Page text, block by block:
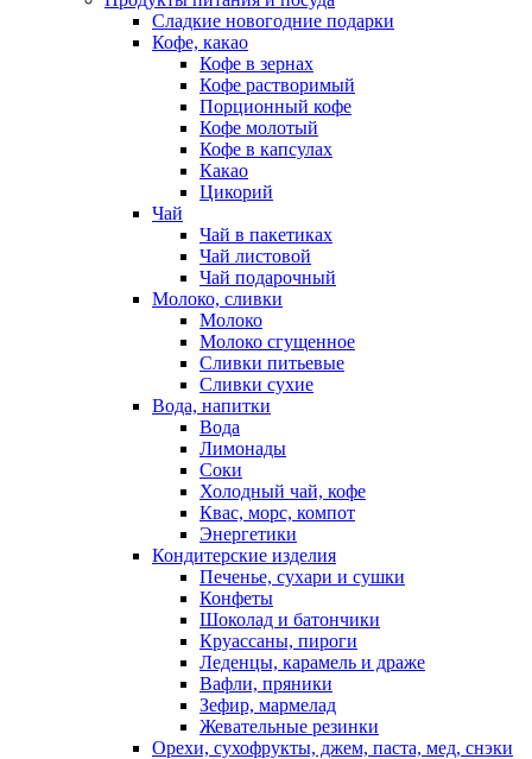
Сладкие новогодние подарки
Кофе, какао
Кофе в зернах
Кофе растворимый
Порционный кофе
Кофе молотый
Кофе в капсулах
Какао
Цикорий
Чай
Чай в пакетиках
Чай листовой
Чай подарочный
Молоко, сливки
Молоко
Молоко сгущенное
Сливки питьевые
Сливки сухие
Вода, напитки
Вода
Лимонады
Соки
Холодный чай, кофе
Квас, морс, компот
Энергетики
Кондитерские изделия
Печенье, сухари и сушки
Конфеты
Шоколад и батончики
Круассаны, пироги
Леденцы, карамель и драже
Вафли, пряники
Зефир, мармелад
Жевательные резинки
Орехи, сухофрукты, джем, паста, мед, снэки